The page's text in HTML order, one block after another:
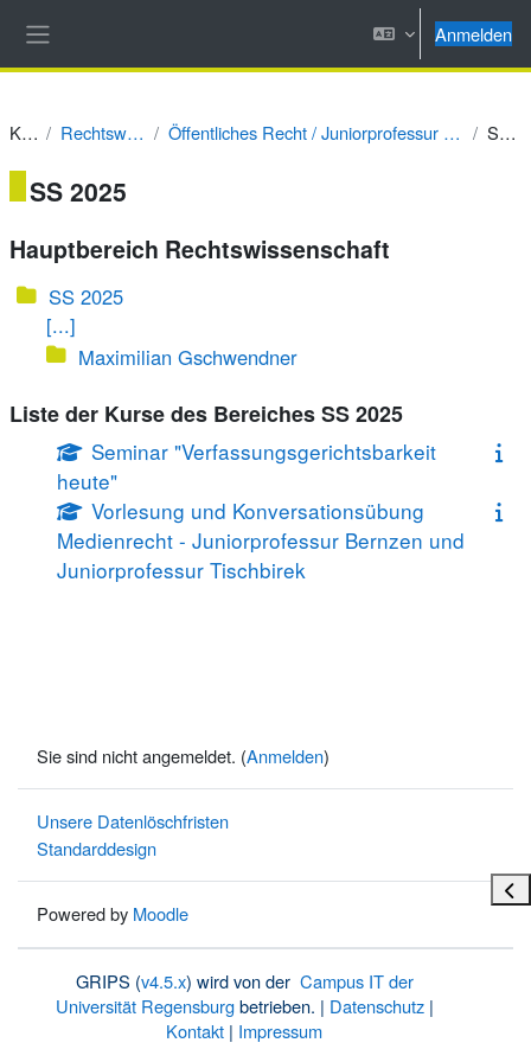
Anmelden
Kurse Rechtswissenschaft Öffentliches Recht / Juniorprofessur Prof. Dr. Alexander Tischbirek SS 2025
SS 2025
Hauptbereich Rechtswissenschaft
SS 2025
[...]
Maximilian Gschwendner
Liste der Kurse des Bereiches SS 2025
Seminar "Verfassungsgerichtsbarkeit
heute"
Vorlesung und Konversationsübung
Medienrecht - Juniorprofessur Bernzen und
Juniorprofessur Tischbirek
Sie sind nicht angemeldet. (Anmelden)
Unsere Datenlöschfristen
Standarddesign
Powered by Moodle
GRIPS (v4.5.x) wird von der Campus IT der
Universität Regensburgbetrieben. | Datenschutz|
Kontakt | Impressum